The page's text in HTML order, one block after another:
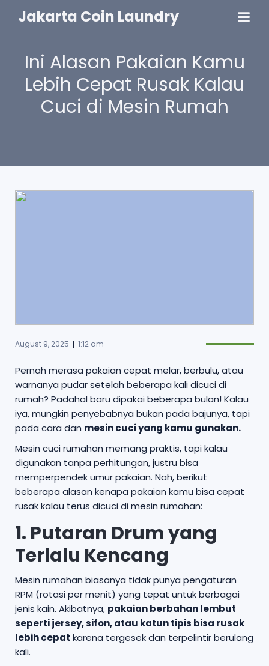
Jakarta Coin Laundry
Ini Alasan Pakaian Kamu
Lebih Cepat Rusak Kalau
Cuci di Mesin Rumah
August 9, 2025 | 1:12 am
Pernah merasa pakaian cepat melar, berbulu, atau
warnanya pudar setelah beberapa kali dicuci di
rumah? Padahal baru dipakai beberapa bulan! Kalau
iya, mungkin penyebabnya bukan pada bajunya, tapi
pada cara dan mesin cuci yang kamu gunakan.
Mesin cuci rumahan memang praktis, tapi kalau
digunakan tanpa perhitungan, justru bisa
memperpendek umur pakaian. Nah, berikut
beberapa alasan kenapa pakaian kamu bisa cepat
rusak kalau terus dicuci di mesin rumahan:
1. Putaran Drum yang
Terlalu Kencang
Mesin rumahan biasanya tidak punya pengaturan
RPM (rotasi per menit) yang tepat untuk berbagai
jenis kain. Akibatnya, pakaian berbahan lembut
seperti jersey, sifon, atau katun tipis bisa rusak
lebih cepat karena tergesek dan terpelintir berulang
kali.